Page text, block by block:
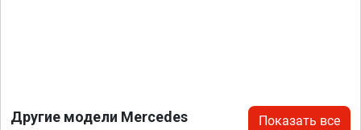
Другие модели Mercedes Показать все